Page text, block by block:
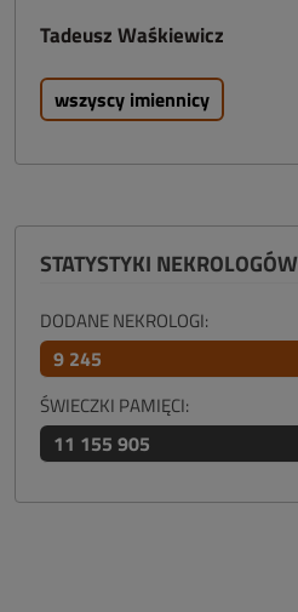
Tadeusz Waśkiewicz
wszyscy imiennicy
STATYSTYKI NEKROLOGÓW
DODANE NEKROLOGI:
9 245
ŚWIECZKI PAMIĘCI:
11 155 905